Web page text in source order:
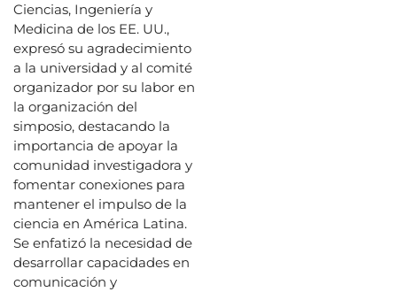
Ciencias, Ingeniería y
Medicina de los EE. UU.,
expresó su agradecimiento
a la universidad y al comité
organizador por su labor en
la organización del
simposio, destacando la
importancia de apoyar la
comunidad investigadora y
fomentar conexiones para
mantener el impulso de la
ciencia en América Latina.
Se enfatizó la necesidad de
desarrollar capacidades en
comunicación y